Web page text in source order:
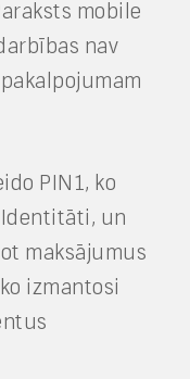
mobile
nav
PIN1, ko
un
maksājumus
izmantosi